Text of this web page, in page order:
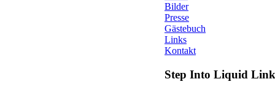
Bilder
Presse
Gästebuch
Links
Kontakt
Step Into Liquid